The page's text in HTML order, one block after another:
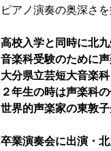
ピアノ演奏の奥深さを
高校入学と同時に北九
音楽科受験のために
大分県立芸短大音楽
２年生の時は声楽科
世界的声楽家の東敦
卒業演奏会に出演・